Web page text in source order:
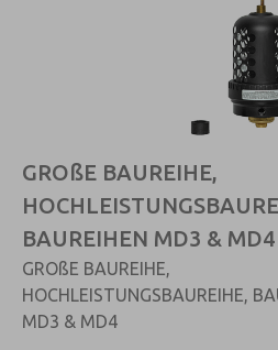
GROßE BAUREIHE,
BAUREIHEN MD3 & MD4
GROßE BAUREIHE,
HOCHLEISTUNGSBAUREIHE,
MD3 & MD4